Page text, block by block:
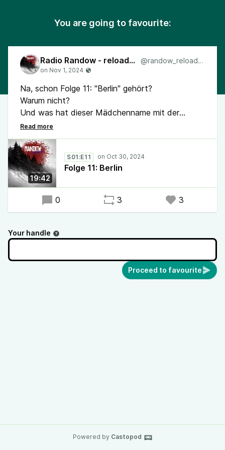
You are going to favourite:
Radio Randow - reloaded @randow_reloaded
Na, schon Folge 11: "Berlin" gehört?
Warum nicht?
Und was hat dieser Mädchenname mit der
verschwundenen Stadt zu tun?
#Randow #RadioRandow #Mystery
der etwas andere #Podcast
19:42
S01:E11
Folge 11: Berlin
0 3 3
Your handle
Proceed to favourite
Powered by Castopod